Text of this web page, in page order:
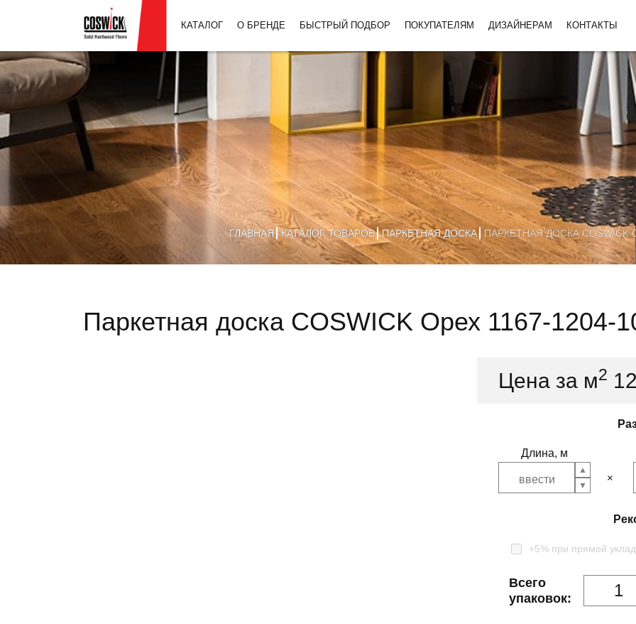
КАТАЛОГ О БРЕНДЕ БЫСТРЫЙ ПОДБОР ПОКУПАТЕЛЯМ ДИЗАЙНЕРАМ КОНТАКТЫ
ГЛАВНАЯ КАТАЛОГ ТОВАРОВ ПАРКЕТНАЯ ДОСКА ПАРКЕТНАЯ ДОСКА COSWICK
Паркетная доска COSWICK Орех 1167-1204-
Цена за м2
Длина, м
+5% при прямой
Всего
упаковок: